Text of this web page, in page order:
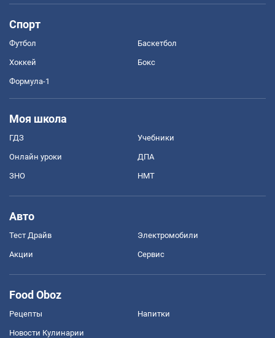
Спорт
Футбол Баскетбол
Хоккей Бокс
Формула-1
Моя школа
ГДЗ Учебники
Онлайн уроки ДПА
ЗНО НМТ
Авто
Тест Драйв Электромобили
Акции Сервис
Food Oboz
Рецепты Напитки
Новости Кулинарии